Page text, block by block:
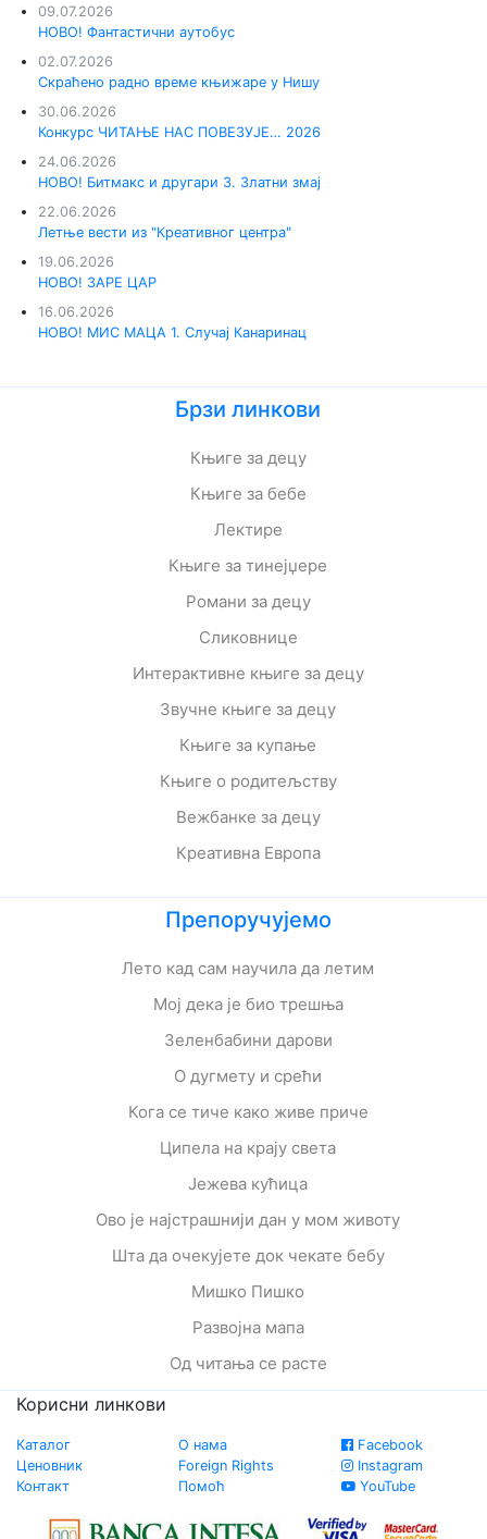
09.07.2026
НОВО! Фантастични аутобус
02.07.2026
Скраћено радно време књижаре у Нишу
30.06.2026
Конкурс ЧИТАЊЕ НАС ПОВЕЗУЈЕ… 2026
24.06.2026
НОВО! Битмакс и другари 3. Златни змај
22.06.2026
Летње вести из "Креативног центра"
19.06.2026
НОВО! ЗАРЕ ЦАР
16.06.2026
НОВО! МИС МАЦА 1. Случај Канаринац
Брзи линкови
Књиге за децу
Књиге за бебе
Лектире
Књиге за тинејџере
Романи за децу
Сликовнице
Интерактивне књиге за децу
Звучне књиге за децу
Књиге за купање
Књиге о родитељству
Вежбанке за децу
Креативна Европа
Препоручујемо
Лето кад сам научила да летим
Мој дека је био трешња
Зеленбабини дарови
О дугмету и срећи
Кога се тиче како живе приче
Ципела на крају света
Јежева кућица
Ово је најстрашнији дан у мом животу
Шта да очекујете док чекате бебу
Мишко Пишко
Развојна мапа
Од читања се расте
Корисни линкови
Каталог
Ценовник
Контакт
О нама
Foreign Rights
Помоћ
Facebook
Instagram
YouTube